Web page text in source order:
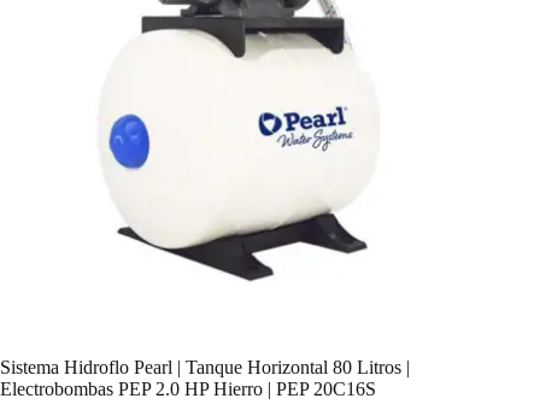
Sistema Hidroflo Pearl | Tanque Horizontal 80 Litros |
Electrobombas PEP 2.0 HP Hierro | PEP 20C16S